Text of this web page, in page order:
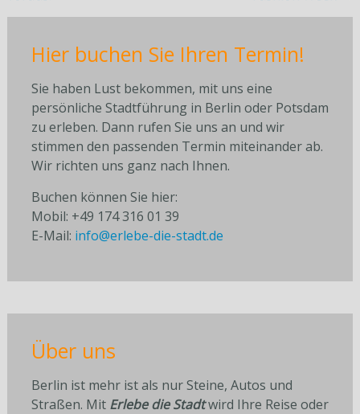
Hier buchen Sie Ihren Termin!
Sie haben Lust bekommen, mit uns eine
persönliche Stadtführung in Berlin oder Potsdam
zu erleben. Dann rufen Sie uns an und wir
stimmen den passenden Termin miteinander ab.
Wir richten uns ganz nach Ihnen.
Buchen können Sie hier:
Mobil: +49 174 316 01 39
E-Mail: info@erlebe-die-stadt.de
Über uns
Berlin ist mehr ist als nur Steine, Autos und
Straßen. Mit Erlebe die Stadtwird Ihre Reise oder